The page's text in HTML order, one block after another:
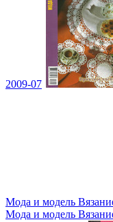
2009-07
Мода и модель
Мода и модель